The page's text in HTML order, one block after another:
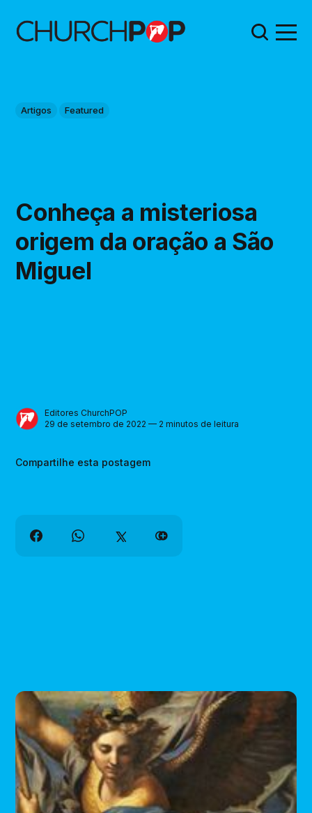
Artigos Featured
Conheça a misteriosa
origem da oração a São
Miguel
Editores ChurchPOP
29 de setembro de 2022 — 2 minutos de leitura
Compartilhe esta postagem